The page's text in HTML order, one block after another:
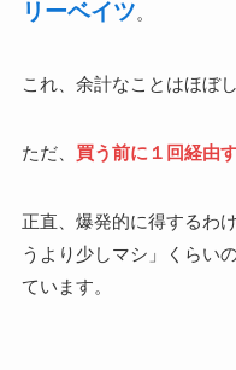
リーベイツ。
これ、余計なことはほぼし
ただ、 買う前に１回経由
正直、爆発的に得するわ
うより少しマシ」くらい
ています。